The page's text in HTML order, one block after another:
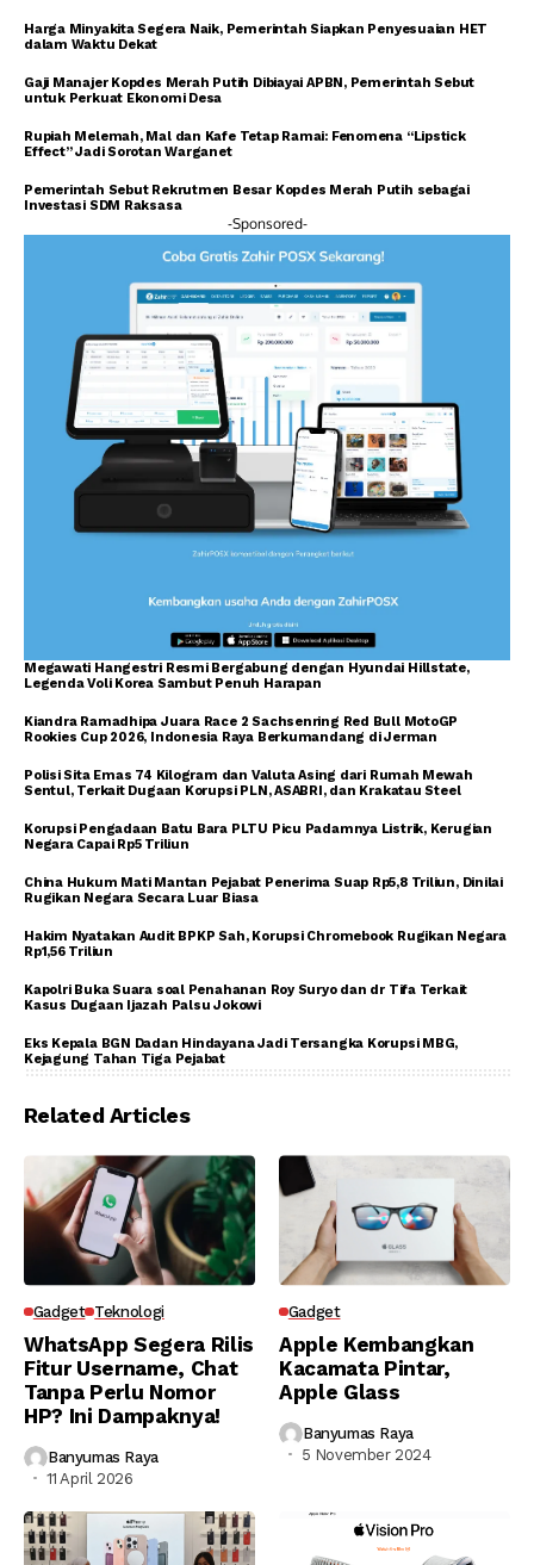
Harga Minyakita Segera Naik, Pemerintah Siapkan Penyesuaian HET
dalam Waktu Dekat
Gaji Manajer Kopdes Merah Putih Dibiayai APBN, Pemerintah Sebut
untuk Perkuat Ekonomi Desa
Rupiah Melemah, Mal dan Kafe Tetap Ramai: Fenomena “Lipstick
Effect” Jadi Sorotan Warganet
Pemerintah Sebut Rekrutmen Besar Kopdes Merah Putih sebagai
Investasi SDM Raksasa
-Sponsored-
Megawati Hangestri Resmi Bergabung dengan Hyundai Hillstate,
Legenda Voli Korea Sambut Penuh Harapan
Kiandra Ramadhipa Juara Race 2 Sachsenring Red Bull MotoGP
Rookies Cup 2026, Indonesia Raya Berkumandang di Jerman
Polisi Sita Emas 74 Kilogram dan Valuta Asing dari Rumah Mewah
Sentul, Terkait Dugaan Korupsi PLN, ASABRI, dan Krakatau Steel
Korupsi Pengadaan Batu Bara PLTU Picu Padamnya Listrik, Kerugian
Negara Capai Rp5 Triliun
China Hukum Mati Mantan Pejabat Penerima Suap Rp5,8 Triliun, Dinilai
Rugikan Negara Secara Luar Biasa
Hakim Nyatakan Audit BPKP Sah, Korupsi Chromebook Rugikan Negara
Rp1,56 Triliun
Kapolri Buka Suara soal Penahanan Roy Suryo dan dr Tifa Terkait
Kasus Dugaan Ijazah Palsu Jokowi
Eks Kepala BGN Dadan Hindayana Jadi Tersangka Korupsi MBG,
Kejagung Tahan Tiga Pejabat
Related Articles
Gadget Teknologi
WhatsApp Segera Rilis
Fitur Username, Chat
Tanpa Perlu Nomor
HP? Ini Dampaknya!
Banyumas Raya
11 April 2026
Gadget
Apple Kembangkan
Kacamata Pintar,
Apple Glass
Banyumas Raya
5 November 2024